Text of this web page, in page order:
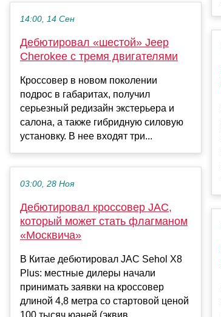
14:00, 14 Сен
Дебютировал «шестой» Jeep
Cherokee с тремя двигателями
Кроссовер в новом поколении
подрос в габаритах, получил
серьезный редизайн экстерьера и
салона, а также гибридную силовую
установку. В нее входят три...
03:00, 28 Ноя
Дебютировал кроссовер JAC,
который может стать флагманом
«Москвича»
В Китае дебютировал JAC Sehol X8
Plus: местные дилеры начали
принимать заявки на кроссовер
длиной 4,8 метра со стартовой ценой
100 тысяч юаней (эквив...